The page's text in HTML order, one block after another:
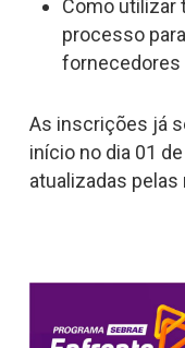
Como utilizar
processo
fornecedores
As inscrições já
início no dia 01
atualizadas pelas